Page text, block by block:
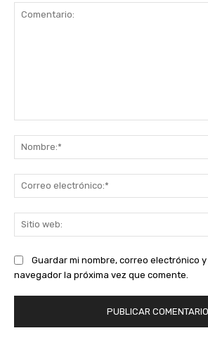
Guardar mi nombre, correo electrónico
navegador la próxima vez que comente.